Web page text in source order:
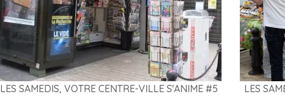
LES SAMEDIS, VOTRE CENTRE-VILLE S'ANIME #5 LES